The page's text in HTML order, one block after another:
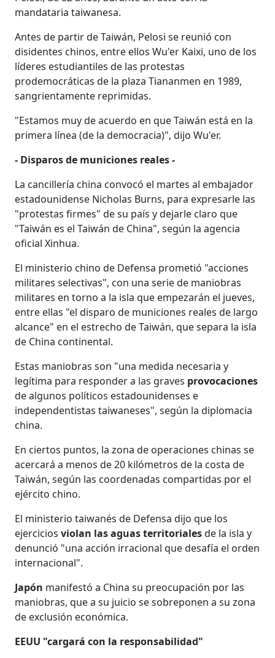
mandataria taiwanesa.
Antes de partir de Taiwán, Pelosi se reunió con
disidentes chinos, entre ellos Wu'er Kaixi, uno de los
líderes estudiantiles de las protestas
prodemocráticas de la plaza Tiananmen en 1989,
sangrientamente reprimidas.
"Estamos muy de acuerdo en que Taiwán está en la
primera línea (de la democracia)", dijo Wu'er.
- Disparos de municiones reales -
La cancillería china convocó el martes al embajador
estadounidense Nicholas Burns, para expresarle las
"protestas firmes" de su país y dejarle claro que
"Taiwán es el Taiwán de China", según la agencia
oficial Xinhua.
El ministerio chino de Defensa prometió "acciones
militares selectivas", con una serie de maniobras
militares en torno a la isla que empezarán el jueves,
entre ellas "el disparo de municiones reales de largo
alcance" en el estrecho de Taiwán, que separa la isla
de China continental.
Estas maniobras son "una medida necesaria y
legítima para responder a las graves provocaciones
de algunos políticos estadounidenses e
independentistas taiwaneses", según la diplomacia
china.
En ciertos puntos, la zona de operaciones chinas se
acercará a menos de 20 kilómetros de la costa de
Taiwán, según las coordenadas compartidas por el
ejército chino.
El ministerio taiwanés de Defensa dijo que los
ejerciciosviolan las aguas territorialesde la isla y
denunció "una acción irracional que desafía el orden
internacional".
Japón manifestó a China su preocupación por las
maniobras, que a su juicio se sobreponen a su zona
de exclusión económica.
EEUU "cargará con la responsabilidad"